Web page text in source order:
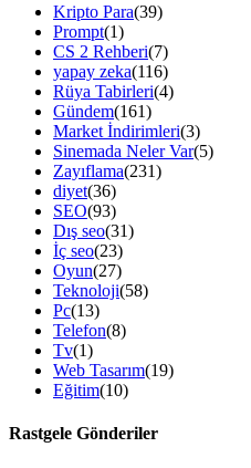
Kripto Para(39)
Prompt(1)
CS 2 Rehberi(7)
yapay zeka(116)
Rüya Tabirleri(4)
Gündem(161)
Market İndirimleri(3)
Sinemada Neler Var(5)
Zayıflama(231)
diyet(36)
SEO(93)
Dış seo(31)
İç seo(23)
Oyun(27)
Teknoloji(58)
Pc(13)
Telefon(8)
Tv(1)
Web Tasarım(19)
Eğitim(10)
Rastgele Gönderiler